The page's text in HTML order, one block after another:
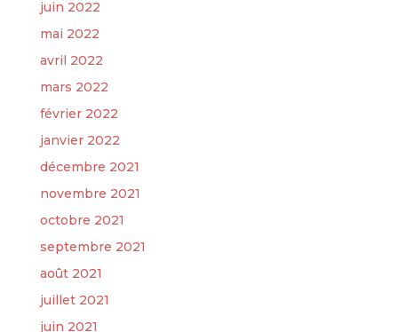
juin 2022
mai 2022
avril 2022
mars 2022
février 2022
janvier 2022
décembre 2021
novembre 2021
octobre 2021
septembre 2021
août 2021
juillet 2021
juin 2021